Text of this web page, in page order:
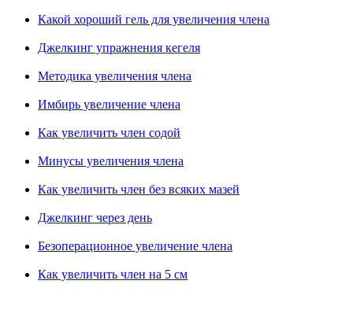
Какой хороший гель для увеличения члена
Джелкинг упражнения кегеля
Методика увеличения члена
Имбирь увеличение члена
Как увеличить член содой
Минусы увеличения члена
Как увеличить член без всяких мазей
Джелкинг через день
Безоперационное увеличение члена
Как увеличить член на 5 см